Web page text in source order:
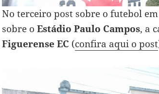
No terceiro post sobre o futebol em
sobre o Estádio Paulo Campos, a
Figuerense EC (confira aqui o post